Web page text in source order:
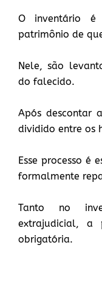
O inventário é
patrimônio de
Nele, são
do falecido.
Após descontar
dividido entre os
Esse processo é
formalmente
Tanto no
extrajudicial, a
obrigatória.